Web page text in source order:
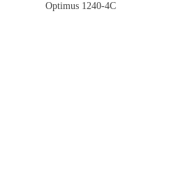
Optimus 1240-4С